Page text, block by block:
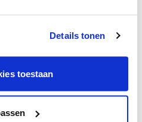
Details tonen
toestaan
couleur en fonction de
mobilier.